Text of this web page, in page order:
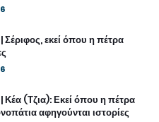
εκεί όπου η πέτρα
(Τζια): Εκεί όπου η πέτρα
αφηγούνται ιστορίες